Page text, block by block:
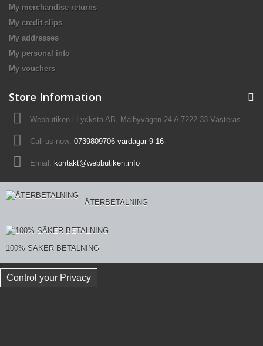
My merchandise returns
My credit slips
My addresses
My personal info
My vouchers
Store Information
Webbutiken i Lycksta AB, Mälbyvägen 24 A 7222 33 Västerås
Call us now: 0739809706 vardagar 9-16
Email: kontakt@webbutiken.info
ÅTERBETALNING
100% SÄKER BETALNING
Control your Privacy